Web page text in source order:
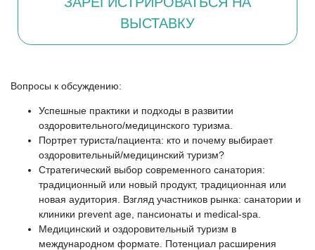
ВЫСТАВКУ
Вопросы к обсуждению:
Успешные практики и подходы в развитии
оздоровительного/медицинского туризма.
Портрет туриста/пациента: кто и почему выбирает
оздоровительный/медицинский туризм?
Стратегический выбор современного санатория:
традиционный или новый продукт, традиционная или
новая аудитория. Взгляд участников рынка: санатории и
клиники prevent age, пансионаты и medical-spa.
Медицинский и оздоровительный туризм в
международном формате. Потенциал расширения